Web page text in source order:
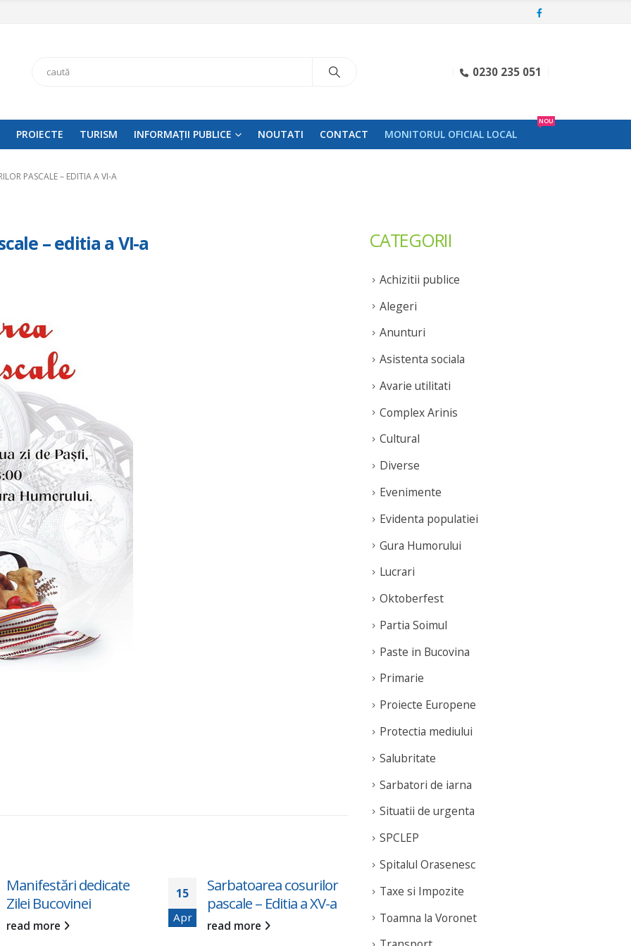
Search 0230 235 051
PROIECTE TURISM INFORMAȚII PUBLICE NOUTATI CONTACT MONITORUL OFICIAL LOCAL
NOU
PASCALE – EDITIA A VI-A
– editia a VI-a
Manifestări dedicate
Zilei Bucovinei
read more
15
Apr
Sarbatoarea cosurilor
pascale – Editia a XV-a
read more
11
Jul
DRAG DE HUMOR –
Concert Extraordinar
FUEGO
CATEGORII
Achizitii publice
Alegeri
Anunturi
Asistenta sociala
Avarie utilitati
Complex Arinis
Cultural
Diverse
Evenimente
Evidenta populatiei
Gura Humorului
Lucrari
Oktoberfest
Partia Soimul
Paste in Bucovina
Primarie
Proiecte Europene
Protectia mediului
Salubritate
Sarbatori de iarna
Situatii de urgenta
SPCLEP
Spitalul Orasenesc
Taxe si Impozite
Toamna la Voronet